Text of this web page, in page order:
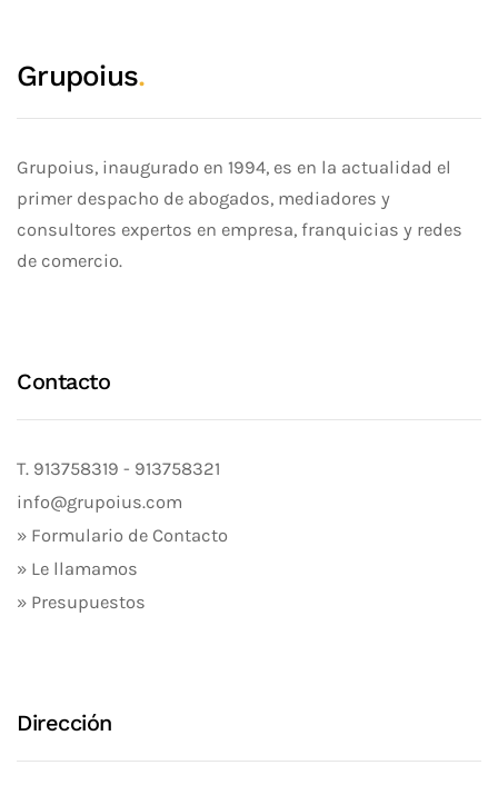
Grupoius.
Grupoius, inaugurado en 1994, es en la actualidad el
primer despacho de abogados, mediadores y
consultores expertos en empresa, franquicias y redes
de comercio.
Contacto
T. 913758319 - 913758321
info@grupoius.com
» Formulario de Contacto
» Le llamamos
» Presupuestos
Dirección